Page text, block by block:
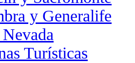
y Generalife
Turísticas